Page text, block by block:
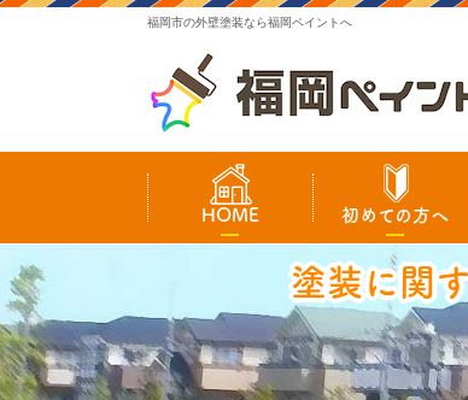
福岡市の外壁塗装なら福岡ペイントへ
HOME 初めての方へ
塗装に関